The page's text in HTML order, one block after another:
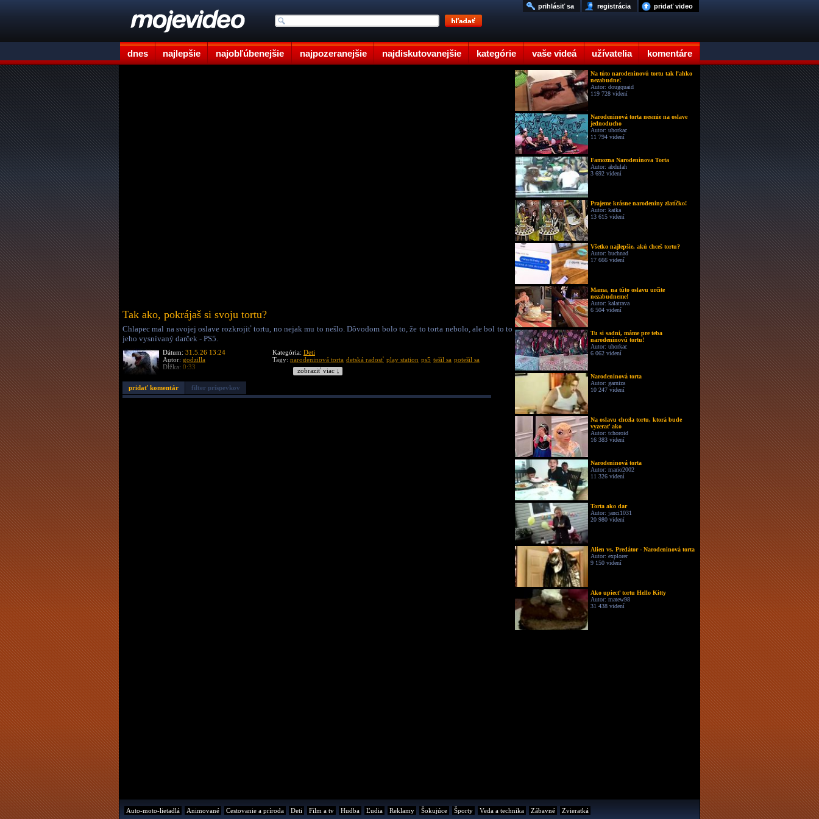
dnes najlepšie najobľúbenejšie najpozeranejšie najdiskutovanejšie kategórie vaše videá užívatelia komentáre
pridať video
registrácia
prihlásiť sa
Tak ako, pokrájaš si svoju tortu?
Chlapec mal na svojej oslave rozkrojiť tortu, no nejak mu to nešlo. Dôvodom bolo to, že to torta nebolo, ale bol to to
jeho vysnívaný darček - PS5.
Dátum: 31.5.26 13:24
Autor: godzilla
Dĺžka: 0:33
Kategória: Deti
Tagy: narodeninová torta detská radosť play station ps5 tešil sa potešil sa
zobraziť viac ↓
pridať komentár filter príspevkov
Na túto narodeninovú tortu tak ľahko
nezabudne!
Autor: dougquaid
119 728 videní
Narodeninová torta nesmie na oslave
jednoducho
Autor: uhorkac
11 794 videní
Famozna Narodeninova Torta
Autor: abdulah
3 692 videní
Prajeme krásne narodeniny zlatíčko!
Autor: katka
13 615 videní
Všetko najlepšie, akú chceš tortu?
Autor: buchnad
17 666 videní
Mama, na túto oslavu určite
nezabudneme!
Autor: kalatrava
6 504 videní
Tu si sadni, máme pre teba
narodeninovú tortu!
Autor: uhorkac
6 062 videní
Narodeninová torta
Autor: garniza
10 247 videní
Na oslavu chcela tortu, ktorá bude
vyzerať ako
Autor: tchoroid
16 383 videní
Narodeninová torta
Autor: mario2002
11 326 videní
Torta ako dar
Autor: janci1031
20 980 videní
Alien vs. Predátor - Narodeninová torta
Autor: explorer
9 150 videní
Ako upiecť tortu Hello Kitty
Autor: matew98
31 438 videní
Auto-moto-lietadlá Animované Cestovanie a príroda Deti Film a tv Hudba Ľudia Reklamy Šokujúce Športy Veda a technika Zábavné Zvieratká